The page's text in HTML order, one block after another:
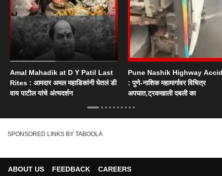
Amal Mahadik at D Y Patil Last
Rites : आमदार अमल महाडिकांनी घेतलं डी
वाय पाटील यांचे अंत्यदर्शन
Pune Nashik Highway
: पुणे-नाशिक महामार्गावर विचित्र
अपघात,ट्रकखाली दबली का
SPONSORED LINKS BY TABOOLA
ABOUT US FEEDBACK
CAREERS